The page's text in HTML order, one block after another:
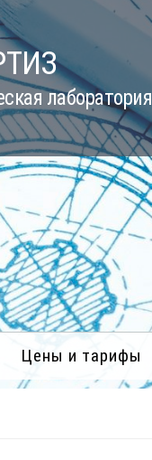
лаборатория
Цены и тарифы